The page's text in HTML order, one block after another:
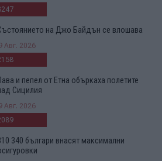
на Джо Байдън се влошава
Авг. 2026
и пепел от Етна объркаха полетите
Сицилия
Авг. 2026
340 българи внасят максимални